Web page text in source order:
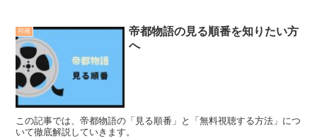
邦画
帝都物語の見る順番を知りたい方
へ
この記事では、帝都物語の「見る順番」と「無料視聴する方法」につ
いて徹底解説していきます。